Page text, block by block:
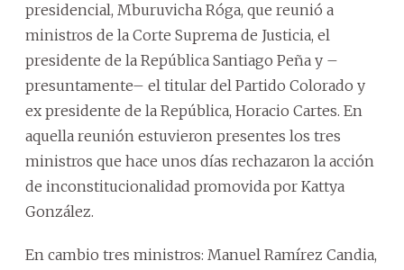
presidencial, Mburuvicha Róga, que reunió a
ministros de la Corte Suprema de Justicia, el
presidente de la República Santiago Peña y –
presuntamente– el titular del Partido Colorado y
ex presidente de la República, Horacio Cartes. En
aquella reunión estuvieron presentes los tres
ministros que hace unos días rechazaron la acción
de inconstitucionalidad promovida por Kattya
González.
En cambio tres ministros: Manuel Ramírez Candia,